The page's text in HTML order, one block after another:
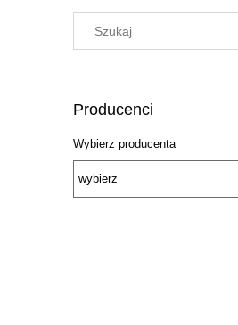
Producenci
Wybierz producenta